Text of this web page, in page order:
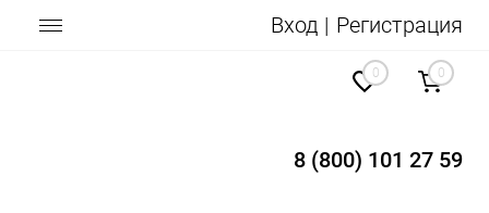
Вход Регистрация
8 (800) 101 27 59
0 0